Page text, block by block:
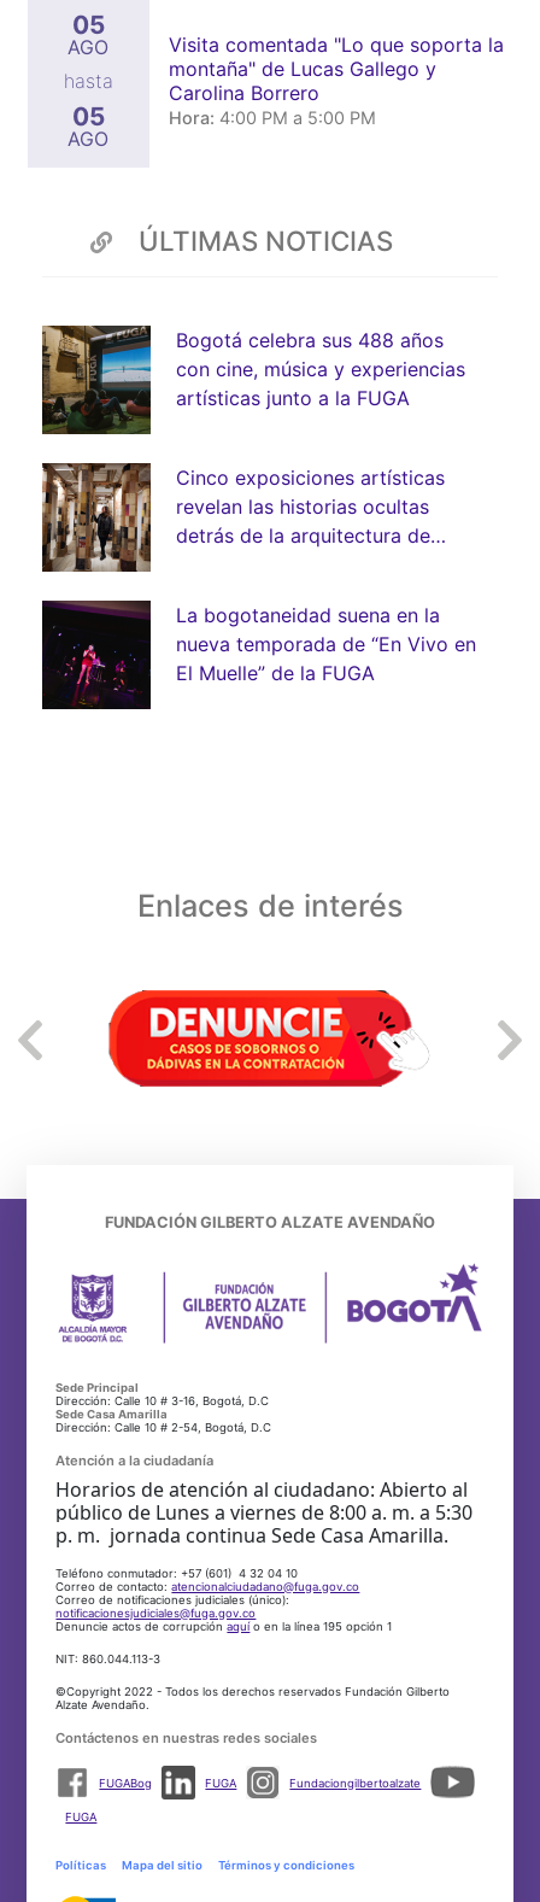
05
AGO
hasta
05
AGO
Visita comentada "Lo que soporta la
montaña" de Lucas Gallego y
Carolina Borrero
Hora: 4:00 PM a 5:00 PM
ÚLTIMAS NOTICIAS
Bogotá celebra sus 488 años
con cine, música y experiencias
artísticas junto a la FUGA
Cinco exposiciones artísticas
revelan las historias ocultas
detrás de la arquitectura de
La bogotaneidad suena en la
nueva temporada de “En Vivo en
El Muelle” de la FUGA
Enlaces de interés
FUNDACIÓN GILBERTO ALZATE AVENDAÑO
Sede Principal
Dirección: Calle 10 # 3-16, Bogotá, D.C
Sede Casa Amarilla
Dirección: Calle 10 # 2-54, Bogotá, D.C
Atención a la ciudadanía
Horarios de atención al ciudadano: Abierto al
público de Lunes a viernes de 8:00 a. m. a 5:30
p. m. jornada continua Sede Casa Amarilla.
Teléfono conmutador: +57 (601) 4 32 04 10
Correo de contacto:atencionalciudadano@fuga.gov.co
Correo de notificaciones judiciales (único):
notificacionesjudiciales@fuga.gov.co
Denuncie actos de corrupciónaquío en la línea 195 opción 1
NIT: 860.044.113-3
©Copyright 2022 - Todos los derechos reservados Fundación Gilberto
Alzate Avendaño.
Contáctenos en nuestras redes sociales
FUGABog FUGA Fundaciongilbertoalzate
FUGA
Políticas Mapa del sitio Términos y condiciones